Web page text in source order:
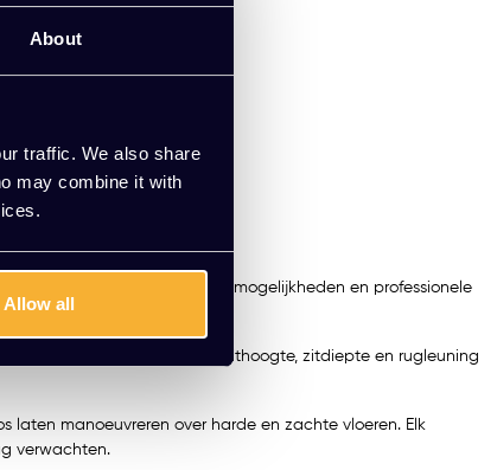
About
traffic. We also share
may combine it with
Allow all
een focus op comfort, instelmogelijkheden en professionele
hoe lang je zit. Stel de zithoogte, zitdiepte en rugleuning
laten manoeuvreren over harde en zachte vloeren. Elk
verwachten.